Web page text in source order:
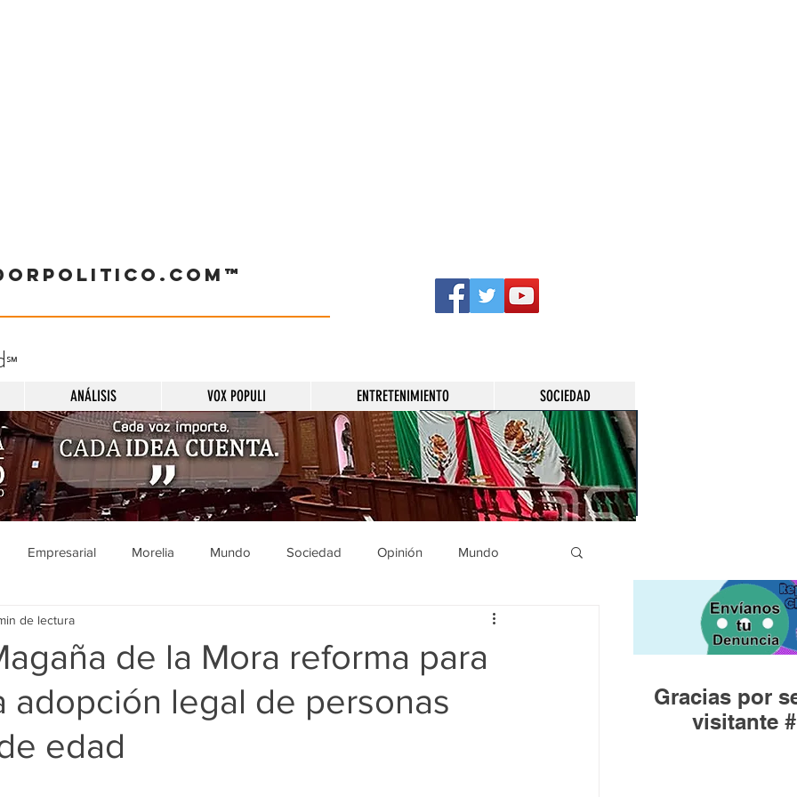
℠
ANÁLISIS VOX POPULI ENTRETENIMIENTO SOCIEDAD
Empresarial Morelia Mundo Sociedad Opinión Mundo
Municipios
Salud Gobierno Guanajuato Zamora Huandacareo
de la Mora reforma para
adopción legal de personas
edad
de lectura
Gracias por
visitante #